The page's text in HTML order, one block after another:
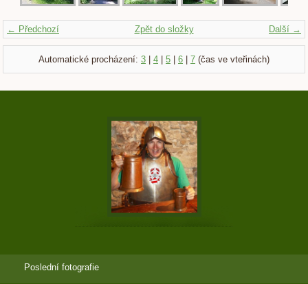
← Předchozí Další →
Zpět do složky
Automatické procházení: 3 4 5 6 7 (čas ve vteřinách)
Poslední fotografie